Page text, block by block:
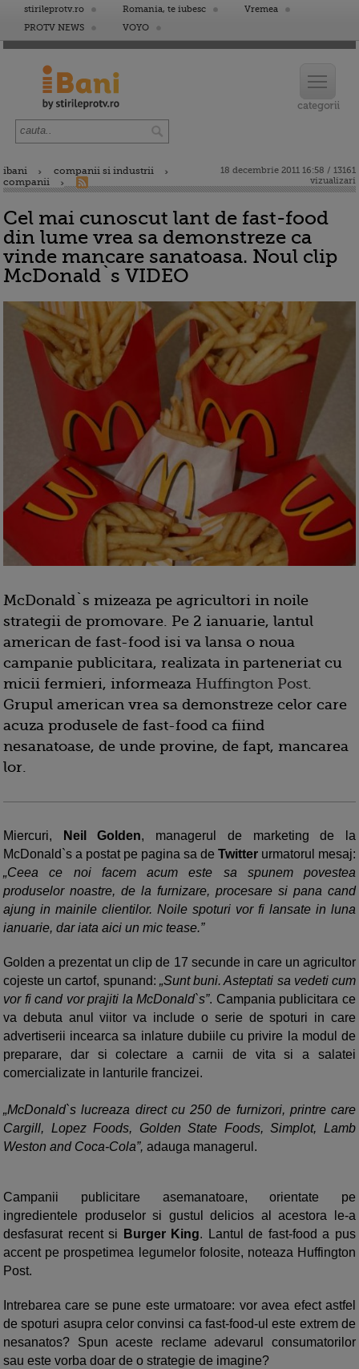
stirileprotv.ro Romania, te iubesc
Vremea
PROTV NEWS
VOYO
ibani
companii si industrii
companii
18 decembrie 2011 16:58 / 13161
vizualizari
Cel mai cunoscut lant de fast-food
din lume vrea sa demonstreze ca
vinde mancare sanatoasa. Noul clip
McDonald`s VIDEO
McDonald`s mizeaza pe agricultori in noile
strategii de promovare. Pe 2 ianuarie, lantul
american de fast-food isi va lansa o noua
campanie publicitara, realizata in parteneriat cu
micii fermieri, informeaza Huffington Post.
Grupul american vrea sa demonstreze celor care
acuza produsele de fast-food ca fiind
nesanatoase, de unde provine, de fapt, mancarea
lor.
Miercuri, Neil Golden, managerul de marketing de la
McDonald`s a postat pe pagina sa de Twitter urmatorul mesaj:
„Ceea ce noi facem acum este sa spunem povestea
produselor noastre, de la furnizare, procesare si pana cand
ajung in mainile clientilor. Noile spoturi vor fi lansate in luna
ianuarie, dar iata aici un mic tease.”
Golden a prezentat un clip de 17 secunde in care un agricultor
cojeste un cartof, spunand: „Sunt buni. Asteptati sa vedeti cum
vor fi cand vor prajiti la McDonald`s”. Campania publicitara ce
va debuta anul viitor va include o serie de spoturi in care
advertiserii incearca sa inlature dubiile cu privire la modul de
preparare, dar si colectare a carnii de vita si a salatei
comercializate in lanturile francizei.
„McDonald`s lucreaza direct cu 250 de furnizori, printre care
Cargill, Lopez Foods, Golden State Foods, Simplot, Lamb
Weston and Coca-Cola”, adauga managerul.
Campanii publicitare asemanatoare, orientate pe
ingredientele produselor si gustul delicios al acestora le-a
desfasurat recent si Burger King. Lantul de fast-food a pus
accent pe prospetimea legumelor folosite, noteaza Huffington
Post.
Intrebarea care se pune este urmatoare: vor avea efect astfel
de spoturi asupra celor convinsi ca fast-food-ul este extrem de
nesanatos? Spun aceste reclame adevarul consumatorilor
sau este vorba doar de o strategie de imagine?